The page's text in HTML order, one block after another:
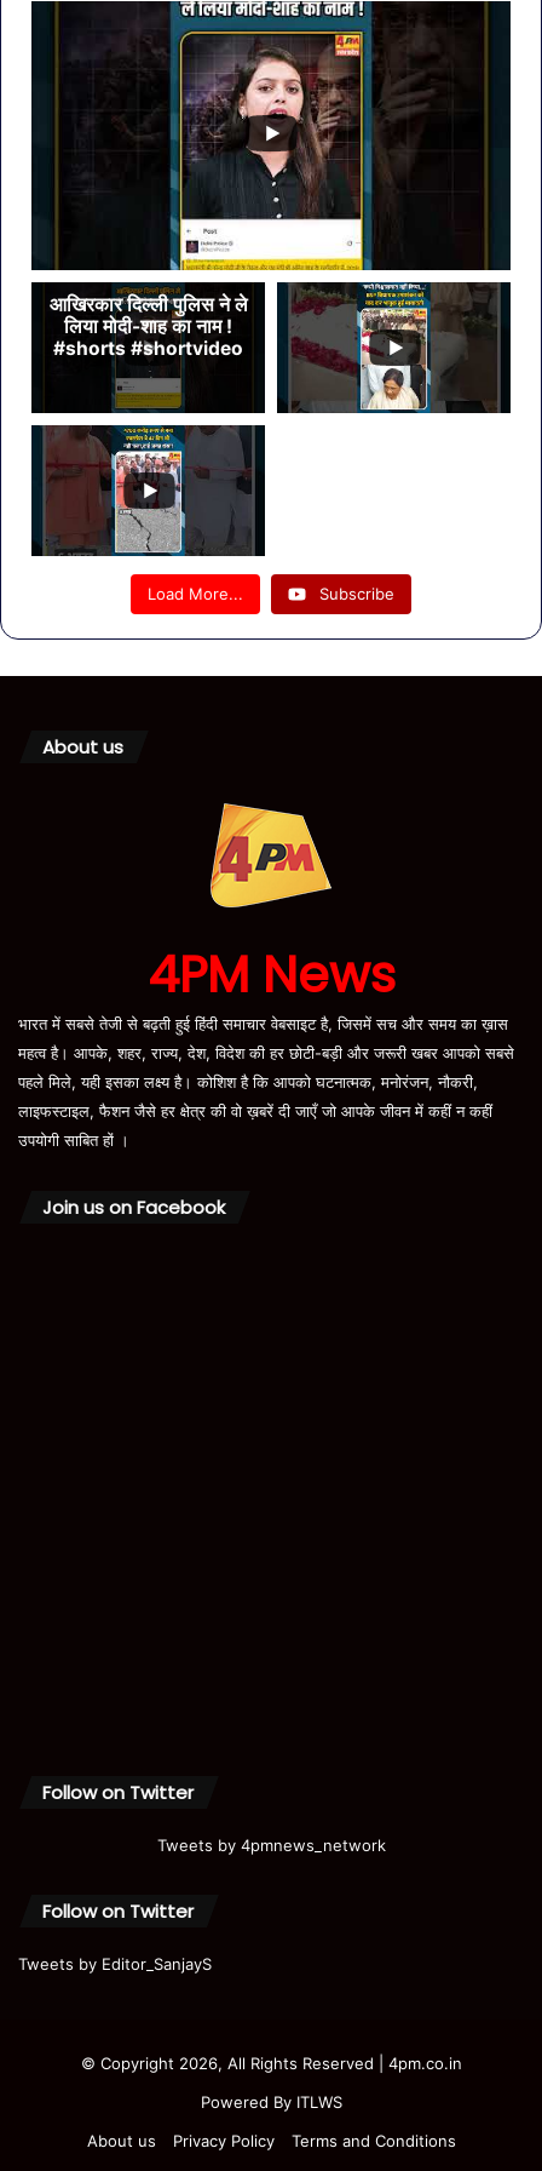
आखिरकार दिल्ली पुलिस ने ले
लिया मोदी-शाह का नाम !
#shorts #shortvideo
Load More... Subscribe
About us
4PM News
भारत में सबसे तेजी से बढ़ती हुई हिंदी समाचार वेबसाइट है, जिसमें सच और समय का ख़ास
महत्व है। आपके, शहर, राज्य, देश, विदेश की हर छोटी-बड़ी और जरूरी खबर आपको सबसे
पहले मिले, यही इसका लक्ष्य है। कोशिश है कि आपको घटनात्मक, मनोरंजन, नौकरी,
लाइफस्टाइल, फैशन जैसे हर क्षेत्र की वो ख़बरें दी जाएँ जो आपके जीवन में कहीं न कहीं
उपयोगी साबित हों ।
Join us on Facebook
Follow on Twitter
Tweets by 4pmnews_network
Follow on Twitter
Tweets by Editor_SanjayS
© Copyright 2026, All Rights Reserved | 4pm.co.in
Powered By ITLWS
About us
Privacy Policy
Terms and Conditions